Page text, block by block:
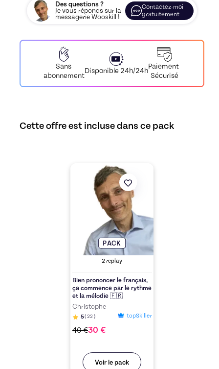
Des questions ?
Je vous réponds sur la
messagerie Wooskill !
Contactez-moi
gratuitement
Sans
abonnement
Disponible 24h/24h
Paiement
Sécurisé
Cette offre est incluse dans ce pack
Découvrez l'offre
PACK
2 replay
Bien prononcer le français,
ça commence par le rythme
et la mélodie 🇫🇷
Christophe
5(22) topSkiller
40€30 €
Voir le pack